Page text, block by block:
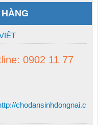
0902 11 77
chodansinhdongnai.c